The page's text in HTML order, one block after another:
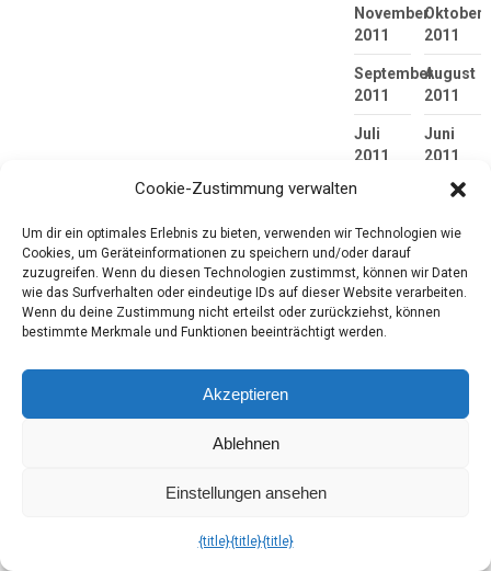
November
2011
Oktober
2011
September
2011
August
2011
Juli
2011
Juni
2011
Mai
April
März
2011
2010
Mai
2010
Kategorien
Cookie-Zustimmung verwalten
Um dir ein optimales Erlebnis zu bieten, verwenden wir Technologien wie
Cookies, um Geräteinformationen zu speichern und/oder darauf
zuzugreifen. Wenn du diesen Technologien zustimmst, können wir Daten
wie das Surfverhalten oder eindeutige IDs auf dieser Website verarbeiten.
Wenn du deine Zustimmung nicht erteilst oder zurückziehst, können
bestimmte Merkmale und Funktionen beeinträchtigt werden.
Akzeptieren
Ablehnen
Einstellungen ansehen
{title}{title}{title}